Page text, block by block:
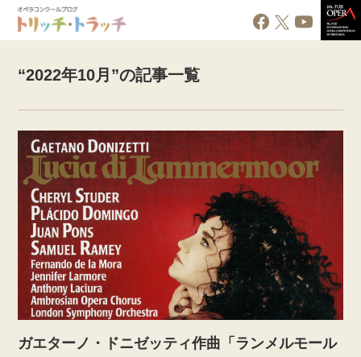
“2022年10月”の記事一覧
ガエターノ・ドニゼッティ作曲「ランメルモール